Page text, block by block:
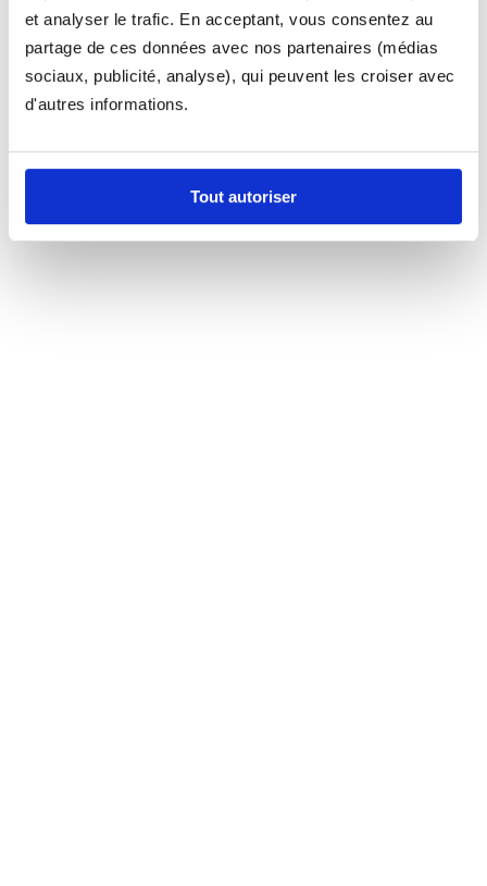
et analyser le trafic. En acceptant, vous consentez au
partage de ces données avec nos partenaires (médias
sociaux, publicité, analyse), qui peuvent les croiser avec
d'autres informations.
Tout autoriser